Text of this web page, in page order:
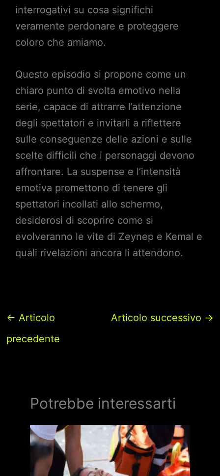
interrogativi su cosa significhi
veramente perdonare e proteggere
coloro che amiamo.
Questo episodio si propone come un
chiaro punto di svolta emotivo nella
serie, capace di attrarre l’attenzione
degli spettatori e invitarli a riflettere
sulle conseguenze delle azioni e sulle
scelte difficili che i personaggi devono
affrontare. La suspense e l’intensità
emotiva promettono di tenere gli
spettatori incollati allo schermo,
desiderosi di scoprire come si
evolveranno le vite di Zeynep e Kemal e
quali rivelazioni ancora li attendono.
← Articolo
precedente
Articolo successivo →
Potrebbe interessarti